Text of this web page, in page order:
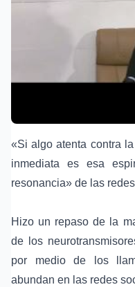
«Si algo atenta contra
inmediata es esa
resonancia» de las
Hizo un repaso de la
de los
por medio de los
abundan en las redes